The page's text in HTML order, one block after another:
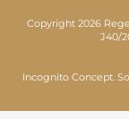
Copyright 2026
J40/
Incognito Concept.